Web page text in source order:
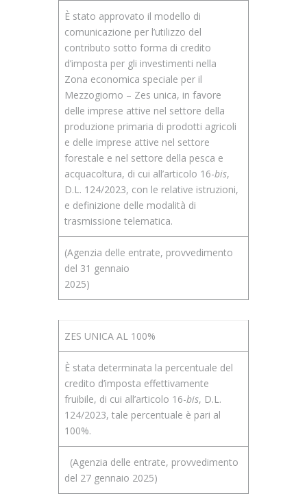
È stato approvato il modello di
comunicazione per l’utilizzo del
contributo sotto forma di credito
d’imposta per gli investimenti nella
Zona economica speciale per il
Mezzogiorno – Zes unica, in favore
delle imprese attive nel settore della
produzione primaria di prodotti agricoli
e delle imprese attive nel settore
forestale e nel settore della pesca e
acquacoltura, di cui all’articolo 16-bis,
D.L. 124/2023, con le relative istruzioni,
e definizione delle modalità di
trasmissione telematica.
(Agenzia delle entrate, provvedimento
del 31 gennaio
2025)
ZES UNICA AL 100%
È stata determinata la percentuale del
credito d’imposta effettivamente
fruibile, di cui all’articolo 16-bis, D.L.
124/2023, tale percentuale è pari al
100%.
(Agenzia delle entrate, provvedimento
del 27 gennaio 2025)